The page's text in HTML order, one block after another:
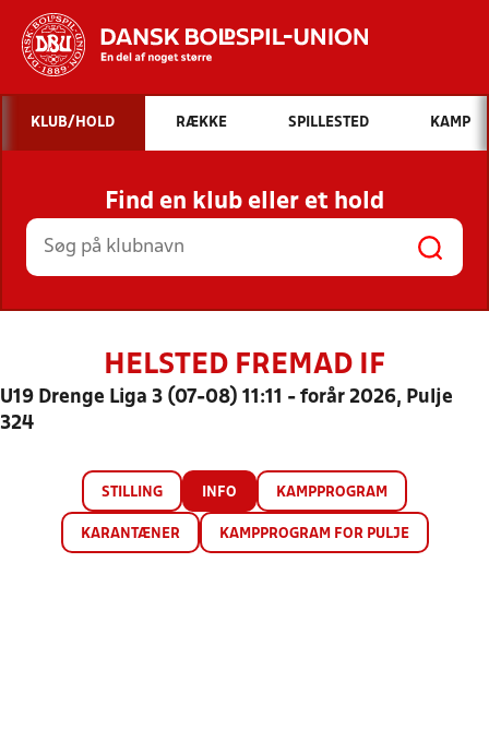
Hvad vil du søge efter?
INDHOLD OG NYHEDER
STILLINGER, RESULTATER, KLUBBER OG
HOLD
KLUB/HOLD RÆKKE SPILLESTED KAMP
Find en klub eller et hold
HELSTED FREMAD IF
U19 Drenge Liga 3 (07-08) 11:11 - forår 2026, Pulje
324
STILLING INFO KAMPPROGRAM
KARANTÆNER KAMPPROGRAM FOR PULJE